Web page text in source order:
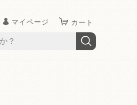
マイページ カート